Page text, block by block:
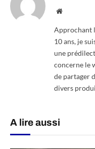
Website
Approchant
10 ans, je
une
concerne le
de partager
divers
A lire aussi